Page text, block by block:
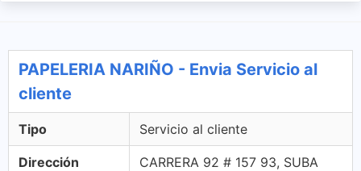
PAPELERIA NARIÑO - Envia Servicio al
cliente
Tipo Servicio al cliente
Dirección
CARRERA 92 # 157 93, SUBA